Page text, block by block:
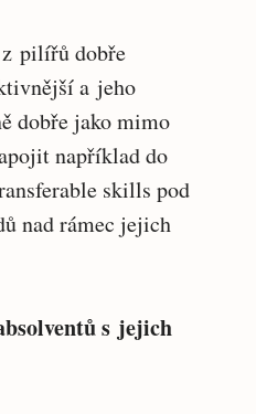
z pilířů dobře
a jeho
dobře jako mimo
například do
skills pod
nad rámec jejich
s jejich